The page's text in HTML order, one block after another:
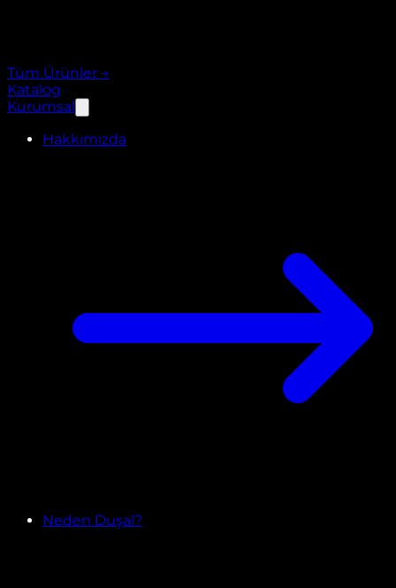
Tüm Ürünler →
Katalog
Kurumsal
Hakkımızda
Neden Duşal?